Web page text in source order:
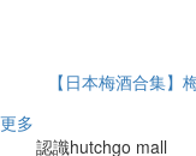
【日本梅酒合集】
更多
認識hutchgo mall